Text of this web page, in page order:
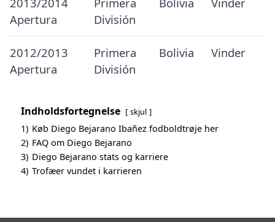
Apertura
División
2012/2013
Apertura
Primera
División
Bolivia Vinder
Indholdsfortegnelse skjul
1) Køb Diego Bejarano Ibañez fodboldtrøje her
2) FAQ om Diego Bejarano
3) Diego Bejarano stats og karriere
4) Trofæer vundet i karrieren